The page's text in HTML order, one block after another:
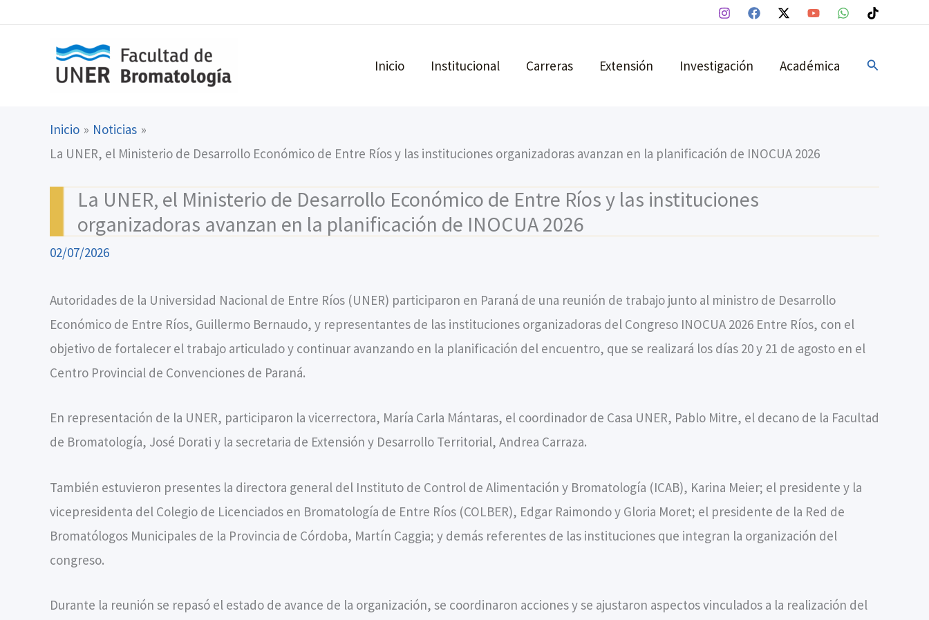
contenido
Inicio Institucional Carreras Extensión Investigación Académica Buscar
Inicio
Noticias
La UNER, el Ministerio de Desarrollo Económico de Entre Ríos y las instituciones organizadoras avanzan en la planificación de INOCUA 2026
La UNER, el Ministerio de Desarrollo Económico de Entre Ríos y las instituciones
organizadoras avanzan en la planificación de INOCUA 2026
02/07/2026
Autoridades de la Universidad Nacional de Entre Ríos (UNER) participaron en Paraná de una reunión de trabajo junto al ministro de Desarrollo
Económico de Entre Ríos, Guillermo Bernaudo, y representantes de las instituciones organizadoras del Congreso INOCUA 2026 Entre Ríos, con el
objetivo de fortalecer el trabajo articulado y continuar avanzando en la planificación del encuentro, que se realizará los días 20 y 21 de agosto en el
Centro Provincial de Convenciones de Paraná.
En representación de la UNER, participaron la vicerrectora, María Carla Mántaras, el coordinador de Casa UNER, Pablo Mitre, el decano de la Facultad
de Bromatología, José Dorati y la secretaria de Extensión y Desarrollo Territorial, Andrea Carraza.
También estuvieron presentes la directora general del Instituto de Control de Alimentación y Bromatología (ICAB), Karina Meier; el presidente y la
vicepresidenta del Colegio de Licenciados en Bromatología de Entre Ríos (COLBER), Edgar Raimondo y Gloria Moret; el presidente de la Red de
Bromatólogos Municipales de la Provincia de Córdoba, Martín Caggia; y demás referentes de las instituciones que integran la organización del
congreso.
Durante la reunión se repasó el estado de avance de la organización, se coordinaron acciones y se ajustaron aspectos vinculados a la realización del